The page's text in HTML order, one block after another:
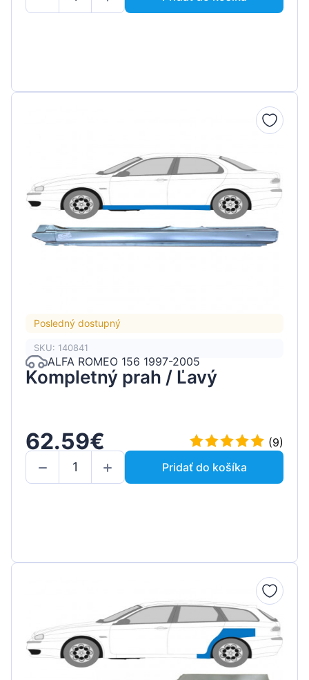
Posledný dostupný
SKU: 140841
ALFA ROMEO 156 1997-2005
Kompletný prah / Ľavý
62.59€
(9)
Pridať do košíka